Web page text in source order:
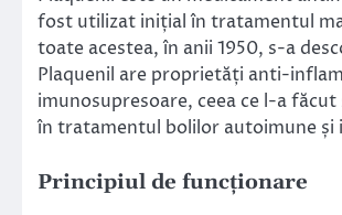
fost utilizat inițial în tratamentul
toate acestea, în anii 1950, s-a
Plaquenil are proprietăți anti-
imunosupresoare, ceea ce l-a
în tratamentul bolilor autoimune și
Principiul de funcționare